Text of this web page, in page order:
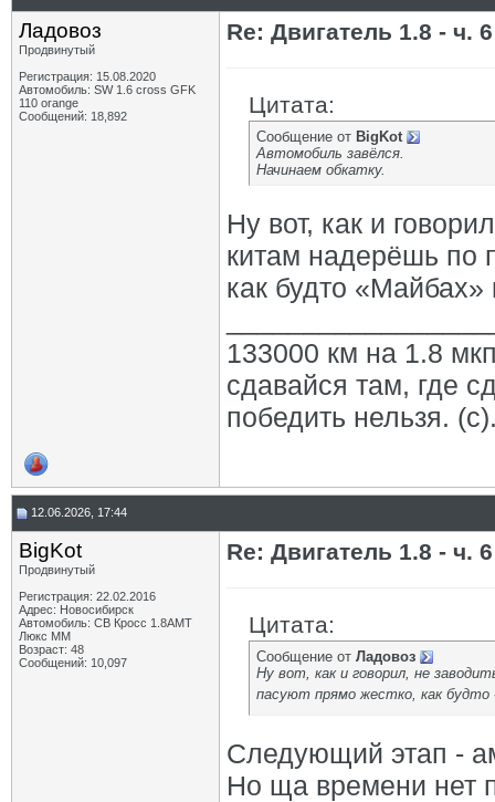
Ладовоз
Продвинутый
Регистрация: 15.08.2020
Автомобиль: SW 1.6 cross GFK
110 orange
Сообщений: 18,892
Re: Двигатель 1.8 - ч. 6
Цитата:
Сообщение от BigKot
Автомобиль завёлся.
Начинаем обкатку.
Ну вот, как и
китам надерёшь по
как будто
133000 км на 1.8
сдавайся там, где
победить нельзя.
12.06.2026, 17:44
BigKot
Продвинутый
Регистрация: 22.02.2016
Адрес: Новосибирск
Автомобиль: СВ Кросс 1.8АМТ
Люкс ММ
Возраст: 48
Сообщений: 10,097
Re: Двигатель 1.8 - ч. 6
Цитата:
Сообщение от Ладовоз
Ну вот, как и говорил, не
пасуют прямо жестко, как будто
Следующий этап -
Но ща времени нет